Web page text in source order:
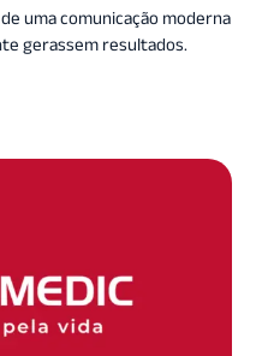
uma comunicação moderna
gerassem resultados.